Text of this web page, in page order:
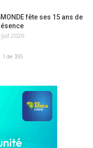
fête ses 15 ans de
2026
1 de 355